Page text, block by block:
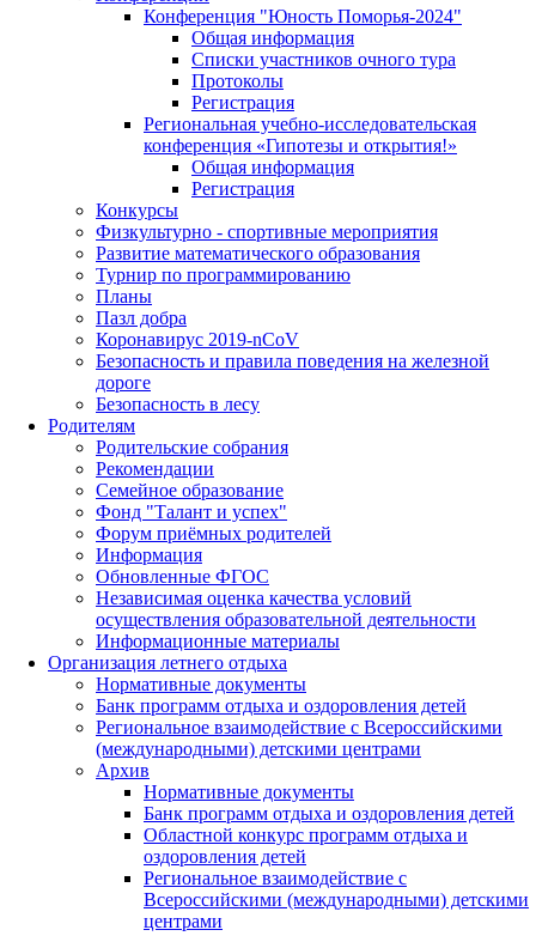
Конференция "Юность Поморья-2024"
Общая информация
Списки участников очного тура
Протоколы
Регистрация
Региональная учебно-исследовательская
конференция «Гипотезы и открытия!»
Общая информация
Регистрация
Конкурсы
Физкультурно - спортивные мероприятия
Развитие математического образования
Турнир по программированию
Планы
Пазл добра
Коронавирус 2019-nCoV
Безопасность и правила поведения на железной
дороге
Безопасность в лесу
Родителям
Родительские собрания
Рекомендации
Семейное образование
Фонд "Талант и успех"
Форум приёмных родителей
Информация
Обновленные ФГОС
Независимая оценка качества условий
осуществления образовательной деятельности
Информационные материалы
Организация летнего отдыха
Нормативные документы
Банк программ отдыха и оздоровления детей
Региональное взаимодействие с Всероссийскими
(международными) детскими центрами
Архив
Нормативные документы
Банк программ отдыха и оздоровления детей
Областной конкурс программ отдыха и
оздоровления детей
Региональное взаимодействие с
Всероссийскими (международными) детскими
центрами